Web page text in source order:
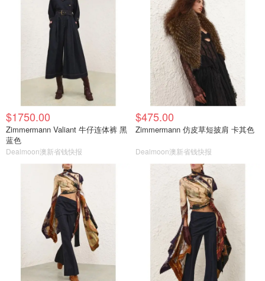
$1750.00
Zimmermann Valiant 牛仔连体裤 黑
蓝色
Dealmoon澳新省钱快报
$475.00
Zimmermann 仿皮草短披肩 卡其色
Dealmoon澳新省钱快报